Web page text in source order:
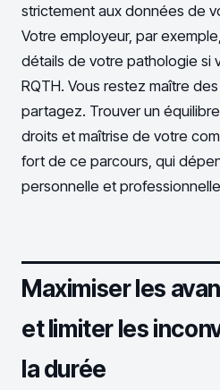
strictement aux données de
Votre employeur, par
détails de votre pathologie si
RQTH. Vous restez maître
partagez. Trouver un
droits et maîtrise de votre
fort de ce parcours, qui
personnelle et
Maximiser les
et limiter les
la durée